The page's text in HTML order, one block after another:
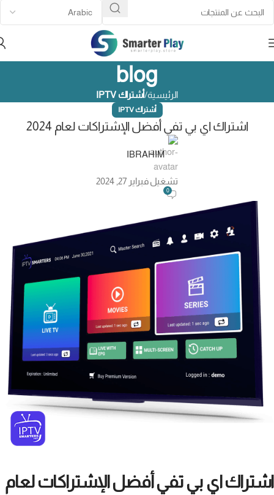
blog
الرئيسية أشتراك IPTV
أشتراك IPTV
اشتراك اي بي تفي أفضل الإشتراكات لعام 2024
IBRAHIM
تشغيل فبراير 27, 2024
0
اشتراك اي بي تفي أفضل الإشتراكات لعام